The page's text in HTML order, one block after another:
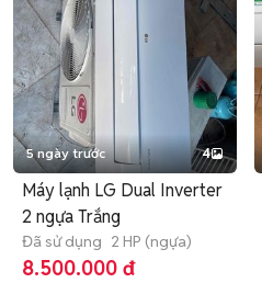
5 ngày trước 4
Máy lạnh LG Dual Inverter
2 ngựa Trắng
Đã sử dụng 2 HP (ngựa)
8.500.000 đ